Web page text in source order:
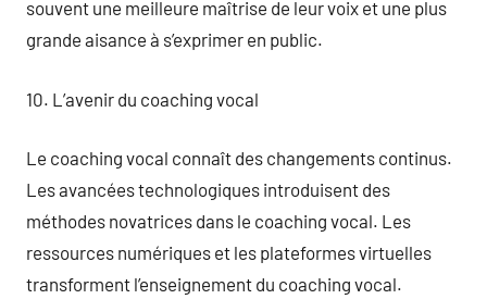
souvent une meilleure maîtrise de leur voix et une plus
grande aisance à s’exprimer en public.
10. L’avenir du coaching vocal
Le coaching vocal connaît des changements continus.
Les avancées technologiques introduisent des
méthodes novatrices dans le coaching vocal. Les
ressources numériques et les plateformes virtuelles
transforment l’enseignement du coaching vocal.